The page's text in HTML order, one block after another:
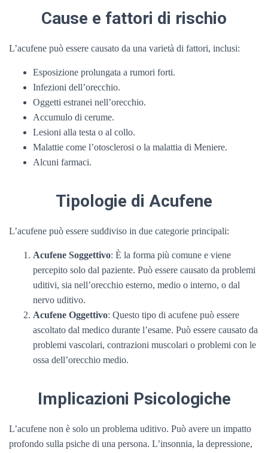
Cause e fattori di rischio
L’acufene può essere causato da una varietà di fattori, inclusi:
Esposizione prolungata a rumori forti.
Infezioni dell’orecchio.
Oggetti estranei nell’orecchio.
Accumulo di cerume.
Lesioni alla testa o al collo.
Malattie come l’otosclerosi o la malattia di Meniere.
Alcuni farmaci.
Tipologie di Acufene
L’acufene può essere suddiviso in due categorie principali:
Acufene Soggettivo: È la forma più comune e viene
percepito solo dal paziente. Può essere causato da problemi
uditivi, sia nell’orecchio esterno, medio o interno, o dal
nervo uditivo.
Acufene Oggettivo: Questo tipo di acufene può essere
ascoltato dal medico durante l’esame. Può essere causato da
problemi vascolari, contrazioni muscolari o problemi con le
ossa dell’orecchio medio.
Implicazioni Psicologiche
L’acufene non è solo un problema uditivo. Può avere un impatto
profondo sulla psiche di una persona. L’insonnia, la depressione,